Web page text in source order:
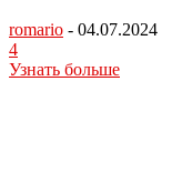
romario - 04.07.2024
4
Узнать больше